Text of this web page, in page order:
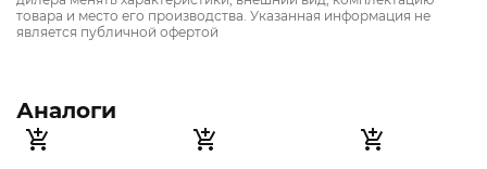
товара и место его производства. Указанная информация не
является публичной офертой
Аналоги